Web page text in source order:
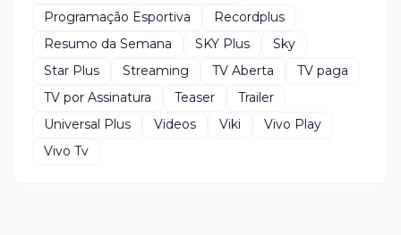
Programação Esportiva
Recordplus
Resumo da Semana
SKY Plus
Sky
Star Plus
Streaming TV Aberta
TV paga
TV por Assinatura
Teaser
Trailer
Universal Plus
Videos Viki
Vivo Play
Vivo Tv